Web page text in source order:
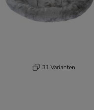
31 Varianten